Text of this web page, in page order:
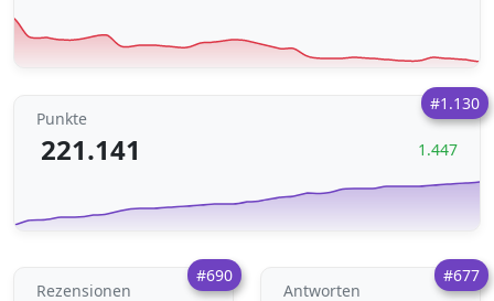
#1.130
Punkte
221.141 1.447
#690
Rezensionen
#677
Antworten